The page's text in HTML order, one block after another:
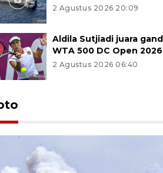
2 Agustus 2026 20:09
Aldila Sutjiadi juara
WTA 500 DC Open 2026
2 Agustus 2026 06:40